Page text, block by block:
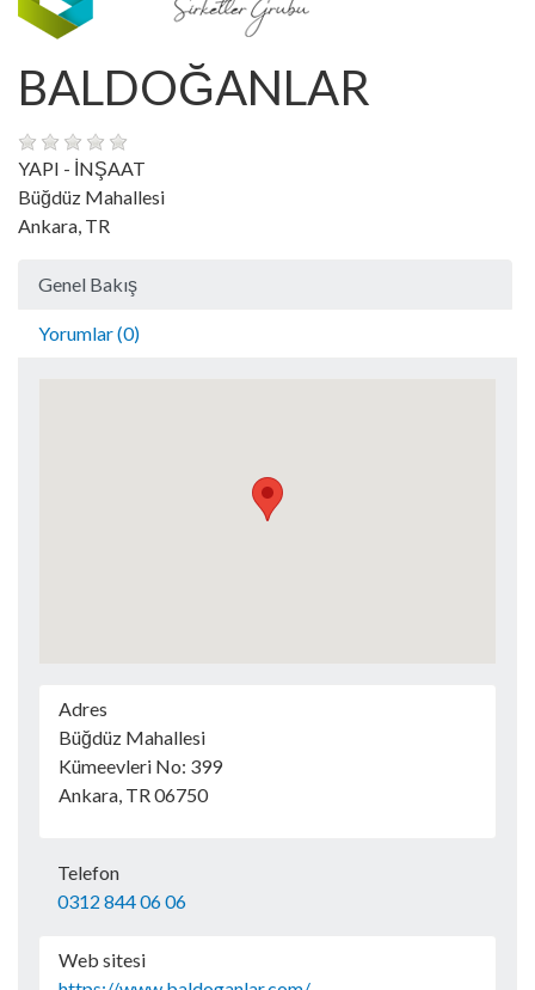
BALDOĞANLAR
YAPI - İNŞAAT
Büğdüz Mahallesi
Ankara, TR
Genel Bakış
Yorumlar (0)
Adres
Büğdüz Mahallesi
Kümeevleri No: 399
Ankara, TR 06750
Telefon
0312 844 06 06
Web sitesi